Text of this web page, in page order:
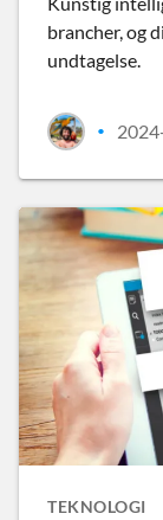
brancher, og
undtagelse.
•
TEKNOLOGI